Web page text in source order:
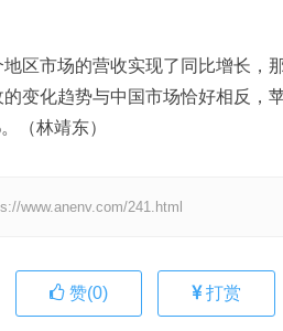
区市场的营收实现了同比增长，
变化趋势与中国市场恰好相反，
（林靖东）
www.anenv.com/241.html
赞(0) 打赏